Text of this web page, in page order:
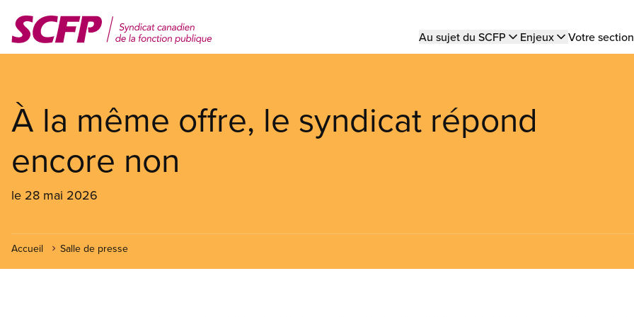
contenu
Main
Au sujet du SCFP Enjeux Votre
À la même offre, le syndicat répond
encore non
le 28 mai 2026
Accueil Salle de presse